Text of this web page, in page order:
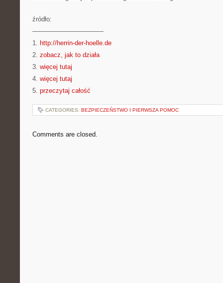
źródło:
———————————
1. http://herrin-der-hoelle.de
2. zobacz, jak to działa
3. więcej tutaj
4. więcej tutaj
5. przeczytaj całość
CATEGORIES: BEZPIECZEŃSTWO I PIERWSZA POMOC
Comments are closed.